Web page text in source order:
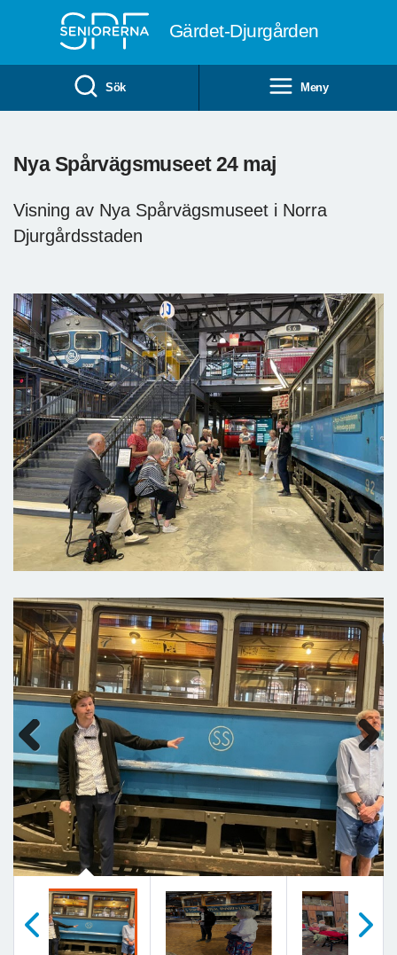
Gärdet-Djurgården
Sök Meny
Nya Spårvägsmuseet 24 maj
Visning av Nya Spårvägsmuseet i Norra
Djurgårdsstaden
Previous Next